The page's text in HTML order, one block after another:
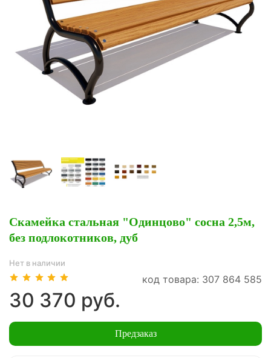
Скамейка стальная "Одинцово" сосна 2,5м,
без подлокотников, дуб
Нет в наличии
код товара: 307 864 585
30 370 руб.
Предзаказ